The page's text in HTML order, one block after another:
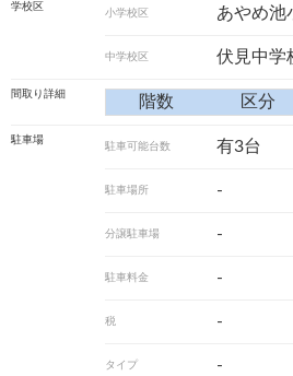
学校区
小学校区 あやめ
中学校区 伏見中
間取り詳細 階数 区分
駐車場
駐車可能台数 有3台
駐車場所 -
分譲駐車場 -
駐車料金 -
税 -
タイプ -